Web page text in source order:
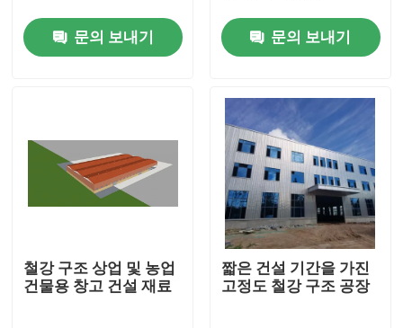
제품
동영상
우리에 대하여
문의 보내기 문의 보내기
철강 구조 상업 및 농업
건물용 창고 건설 재료
짧은 건설 기간을 가진
고정도 철강 구조 공장